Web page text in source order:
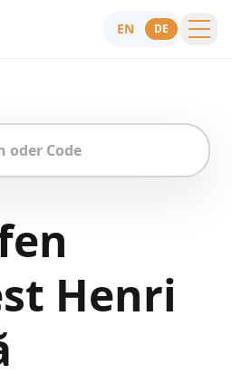
EN DE
Henri